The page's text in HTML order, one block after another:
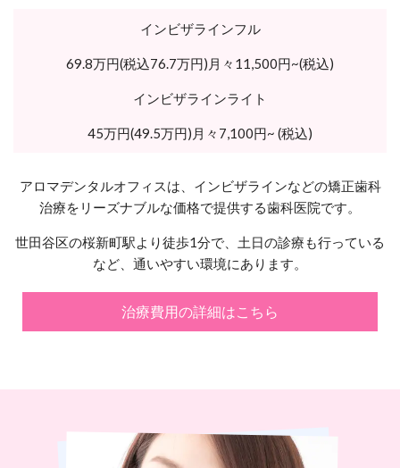
インビザラインフル
69.8万円(税込76.7万円)月々11,500円~(税込)
インビザラインライト
45万円(49.5万円)月々7,100円~ (税込)
アロマデンタルオフィスは、インビザラインなどの矯正歯科
治療をリーズナブルな価格で提供する歯科医院です。
世田谷区の桜新町駅より徒歩1分で、土日の診療も行っている
など、通いやすい環境にあります。
治療費用の詳細はこちら